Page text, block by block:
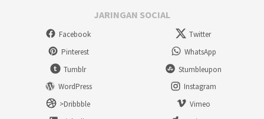
JARINGAN SOCIAL
Facebook
Twitter
Pinterest
WhatsApp
Tumblr
Stumbleupon
WordPress
Instagram
>Dribbble
Vimeo